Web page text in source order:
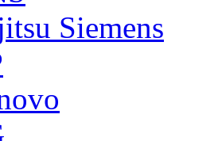
Siemens